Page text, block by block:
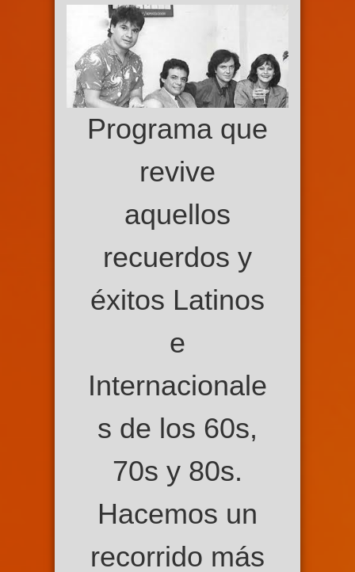
Programa que
revive
aquellos
recuerdos y
éxitos Latinos
e
Internacionale
s de los 60s,
70s y 80s.
Hacemos un
recorrido más